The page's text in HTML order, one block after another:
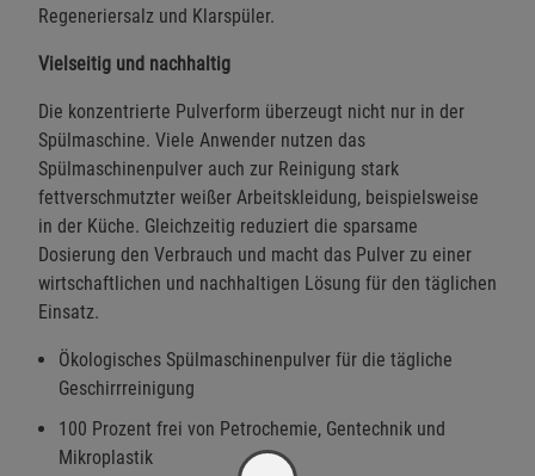
Regeneriersalz und Klarspüler.
Vielseitig und nachhaltig
Die konzentrierte Pulverform überzeugt nicht nur in der
Spülmaschine. Viele Anwender nutzen das
Spülmaschinenpulver auch zur Reinigung stark
fettverschmutzter weißer Arbeitskleidung, beispielsweise
in der Küche. Gleichzeitig reduziert die sparsame
Dosierung den Verbrauch und macht das Pulver zu einer
wirtschaftlichen und nachhaltigen Lösung für den täglichen
Einsatz.
Ökologisches Spülmaschinenpulver für die tägliche
Geschirrreinigung
100 Prozent frei von Petrochemie, Gentechnik und
Mikroplastik